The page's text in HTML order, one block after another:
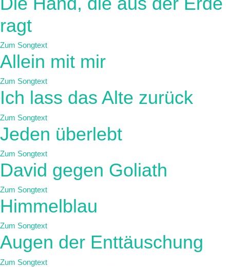
ragt
Zum Songtext
Allein mit mir
Zum Songtext
Ich lass das Alte zurück
Zum Songtext
Jeden überlebt
Zum Songtext
David gegen Goliath
Zum Songtext
Himmelblau
Zum Songtext
Augen der Enttäuschung
Zum Songtext